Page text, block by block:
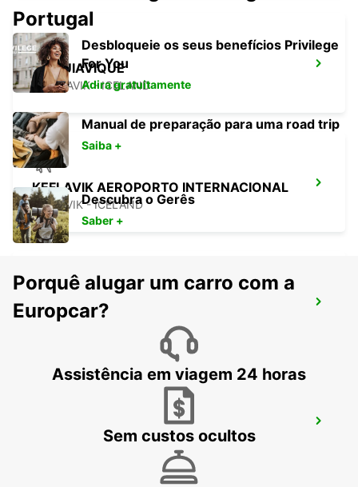
REIQUIAVIQUE
REYKJAVIK - ICELAND
KEFLAVIK AEROPORTO INTERNACIONAL
KEFLAVIK - ICELAND
AKUREYRI
AKUREYRI - ICELAND
AKUREYRI PORTO
AKUREYRI - ICELAND
Portugal
Desbloqueie os seus benefícios Privilege
For You
Adira gratuitamente
Manual de preparação para uma road trip
Saiba +
Descubra o Gerês
Saber +
Porquê alugar um carro com a
Europcar?
Assistência em viagem 24 horas
Sem custos ocultos